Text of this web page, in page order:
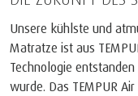
Unsere kühlste und
Matratze ist aus
Technologie
wurde. Das TEMPUR